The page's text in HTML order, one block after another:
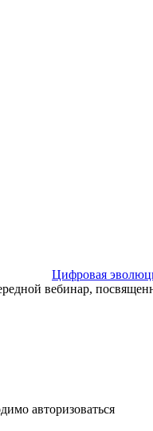
Цифровая
вебинар,
авторизоваться